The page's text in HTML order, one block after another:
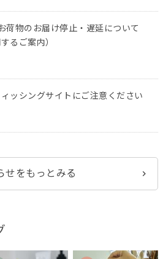
荷物のお届け停止・遅延について
るご案内）
ッシングサイトにご注意ください
せをもっとみる